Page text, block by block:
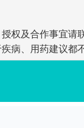
权及合作事宜请
病、用药建议都